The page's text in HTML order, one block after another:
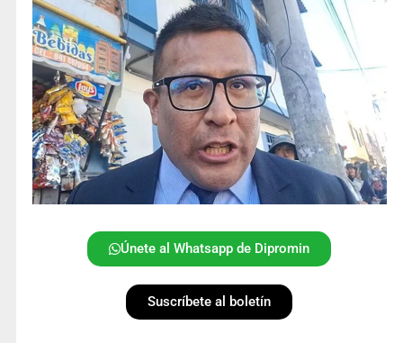
Únete al Whatsapp de Dipromin
Suscríbete al boletín